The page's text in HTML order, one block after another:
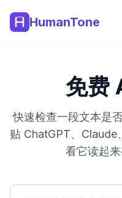
HumanTone
免费
快速检查一段文本是
贴 ChatGPT、Claude
看它读起来